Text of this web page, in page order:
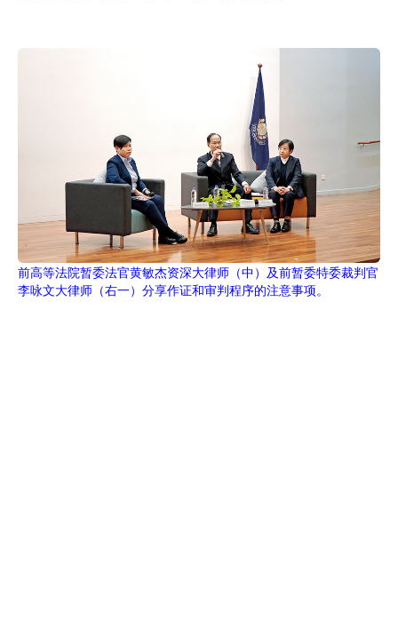
前高等法院暂委法官黄敏杰资深大律师（中）及前暂委特委裁判官
李咏文大律师（右一）分享作证和审判程序的注意事项。